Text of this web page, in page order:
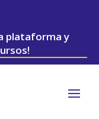
plataforma y